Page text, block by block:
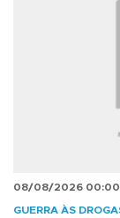
08/08/2026 00:00
GUERRA ÀS